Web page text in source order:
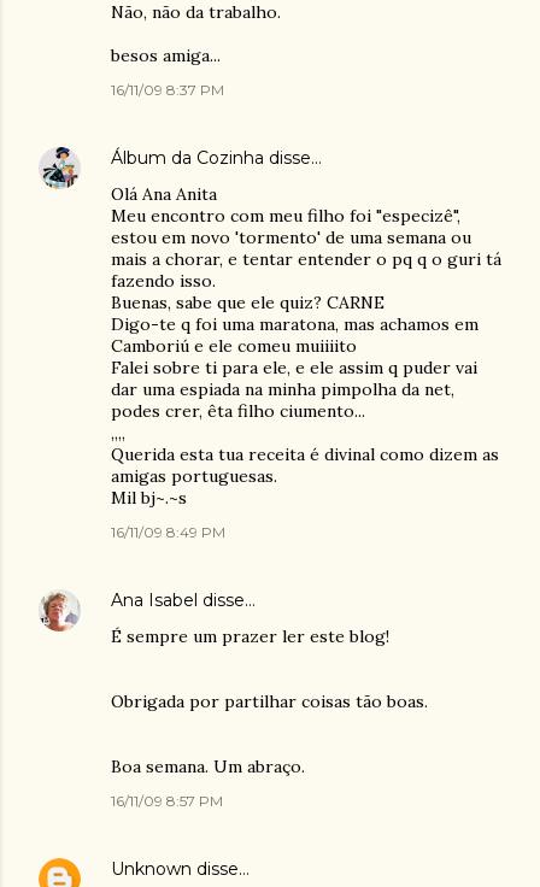
Não, não da trabalho.
besos amiga...
16/11/09 8:37 PM
Álbum da Cozinha disse…
Olá Ana Anita
Meu encontro com meu filho foi "especizê",
estou em novo 'tormento' de uma semana ou
mais a chorar, e tentar entender o pq q o guri tá
fazendo isso.
Buenas, sabe que ele quiz? CARNE
Digo-te q foi uma maratona, mas achamos em
Camboriú e ele comeu muiiiito
Falei sobre ti para ele, e ele assim q puder vai
dar uma espiada na minha pimpolha da net,
podes crer, êta filho ciumento...
,,,,
Querida esta tua receita é divinal como dizem as
amigas portuguesas.
Mil bj~.~s
16/11/09 8:49 PM
Ana Isabel disse…
É sempre um prazer ler este blog!
Obrigada por partilhar coisas tão boas.
Boa semana. Um abraço.
16/11/09 8:57 PM
Unknown disse…